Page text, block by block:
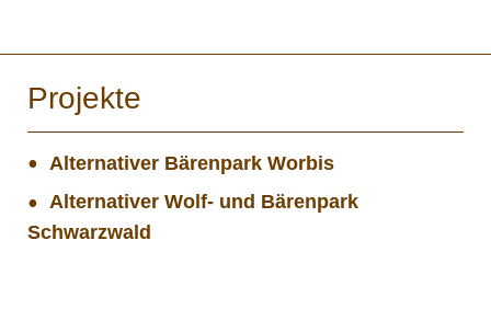
Projekte
Alternativer Bärenpark Worbis
Alternativer Wolf- und Bärenpark
Schwarzwald